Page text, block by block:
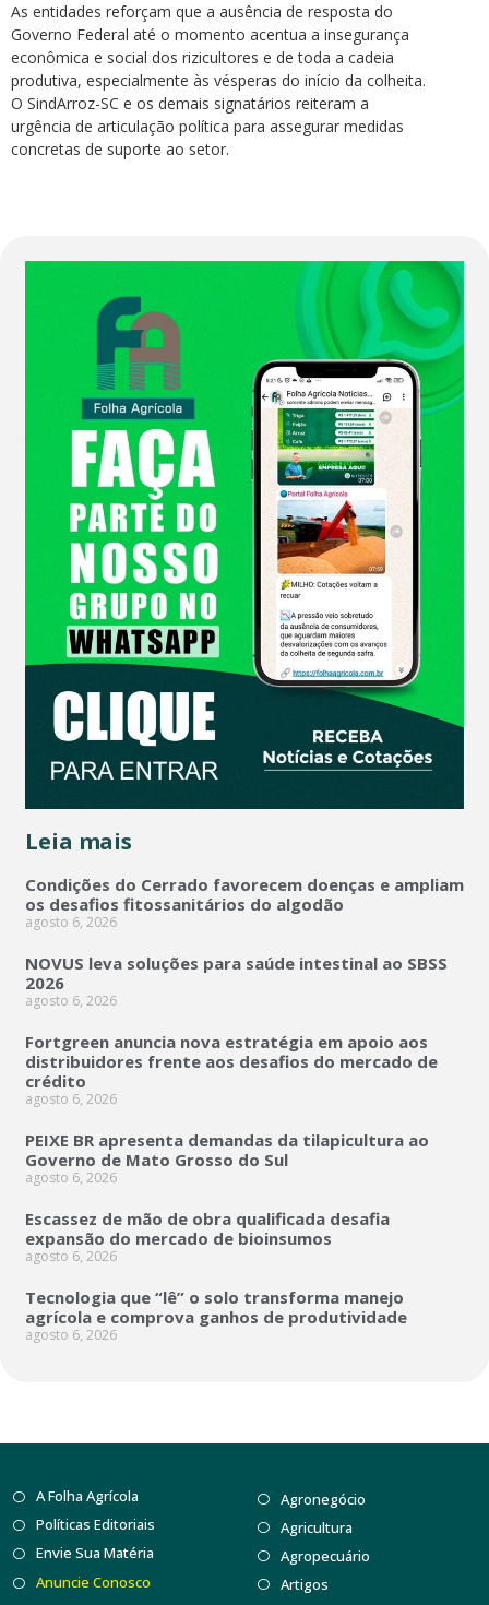
As entidades reforçam que a ausência de resposta do
Governo Federal até o momento acentua a insegurança
econômica e social dos rizicultores e de toda a cadeia
produtiva, especialmente às vésperas do início da colheita.
O SindArroz-SC e os demais signatários reiteram a
urgência de articulação política para assegurar medidas
concretas de suporte ao setor.
Leia mais
Condições do Cerrado favorecem doenças e ampliam
os desafios fitossanitários do algodão
agosto 6, 2026
NOVUS leva soluções para saúde intestinal ao SBSS
2026
agosto 6, 2026
Fortgreen anuncia nova estratégia em apoio aos
distribuidores frente aos desafios do mercado de
crédito
agosto 6, 2026
PEIXE BR apresenta demandas da tilapicultura ao
Governo de Mato Grosso do Sul
agosto 6, 2026
Escassez de mão de obra qualificada desafia
expansão do mercado de bioinsumos
agosto 6, 2026
Tecnologia que “lê” o solo transforma manejo
agrícola e comprova ganhos de produtividade
agosto 6, 2026
A Folha Agrícola
Políticas Editoriais
Envie Sua Matéria
Anuncie Conosco
Agronegócio
Agricultura
Agropecuário
Artigos